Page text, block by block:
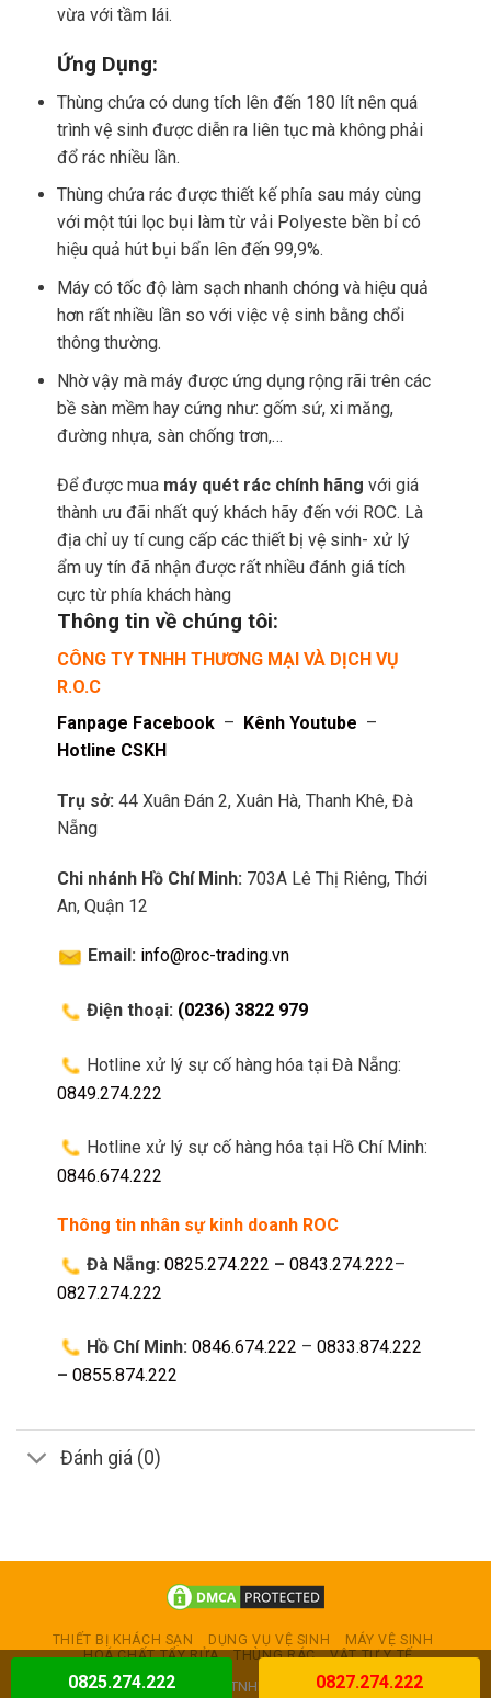
vừa với tầm lái.
Ứng Dụng:
Thùng chứa có dung tích lên đến 180 lít nên quá
trình vệ sinh được diễn ra liên tục mà không phải
đổ rác nhiều lần.
Thùng chứa rác được thiết kế phía sau máy cùng
với một túi lọc bụi làm từ vải Polyeste bền bỉ có
hiệu quả hút bụi bẩn lên đến 99,9%.
Máy có tốc độ làm sạch nhanh chóng và hiệu quả
hơn rất nhiều lần so với việc vệ sinh bằng chổi
thông thường.
Nhờ vậy mà máy được ứng dụng rộng rãi trên các
bề sàn mềm hay cứng như: gốm sứ, xi măng,
đường nhựa, sàn chống trơn,…
Để được mua máy quét rác chính hãng với giá
thành ưu đãi nhất quý khách hãy đến với ROC. Là
địa chỉ uy tí cung cấp các thiết bị vệ sinh- xử lý
ẩm uy tín đã nhận được rất nhiều đánh giá tích
cực từ phía khách hàng
Thông tin về chúng tôi:
CÔNG TY TNHH THƯƠNG MẠI VÀ DỊCH VỤ
R.O.C
Fanpage Facebook– Kênh Youtube –
Hotline CSKH
Trụ sở: 44 Xuân Đán 2, Xuân Hà, Thanh Khê, Đà
Nẵng
Chi nhánh Hồ Chí Minh: 703A Lê Thị Riêng, Thới
An, Quận 12
Email: info@roc-trading.vn
Điện thoại: (0236) 3822 979
Hotline xử lý sự cố hàng hóa tại Đà Nẵng:
0849.274.222
Hotline xử lý sự cố hàng hóa tại Hồ Chí Minh:
0846.674.222
Thông tin nhân sự kinh doanh ROC
Đà Nẵng: 0825.274.222 – 0843.274.222–
0827.274.222
Hồ Chí Minh: 0846.674.222 – 0833.874.222
– 0855.874.222
Đánh giá (0)
THIẾT BỊ KHÁCH SẠN DỤNG VỤ VỆ SINH
MÁY VỆ SINH
HOÁ CHẤT TẨY RỬA
THÙNG RÁC VẬT TƯ Y TẾ
Thiết kế và duy trì bởi: Công ty TNHH Thương Mại và Dịch Vụ R.O.C
0825.274.222 0827.274.222